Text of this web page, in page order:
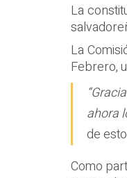
La
La
Febrero,
ahora
de
Como